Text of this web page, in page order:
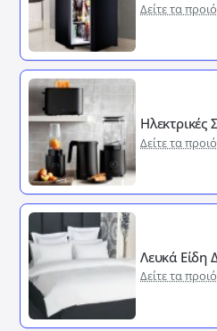
Δείτε τα
Ηλεκτρικές
Δείτε τα
Λευκά Είδη
Δείτε τα